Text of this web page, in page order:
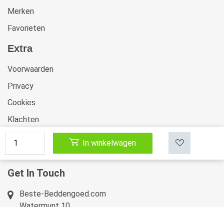
In winkelwagen
Merken
Favorieten
Extra
Voorwaarden
Privacy
Cookies
Klachten
Retourneren & Ruilen
Sitemap
Get In Touch
Beste-Beddengoed.com